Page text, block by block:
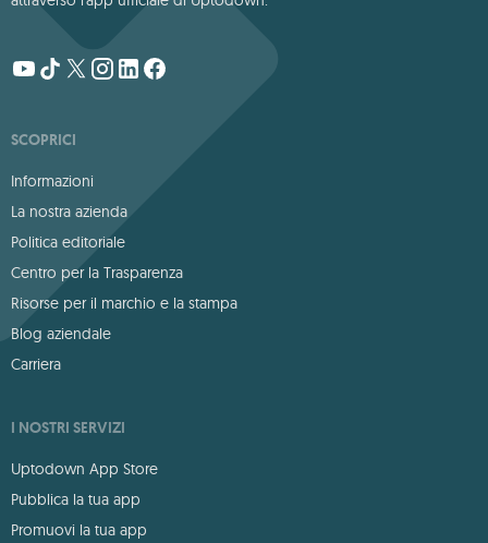
SCOPRICI
Informazioni
La nostra azienda
Politica editoriale
Centro per la Trasparenza
Risorse per il marchio e la stampa
Blog aziendale
Carriera
I NOSTRI SERVIZI
Uptodown App Store
Pubblica la tua app
Promuovi la tua app